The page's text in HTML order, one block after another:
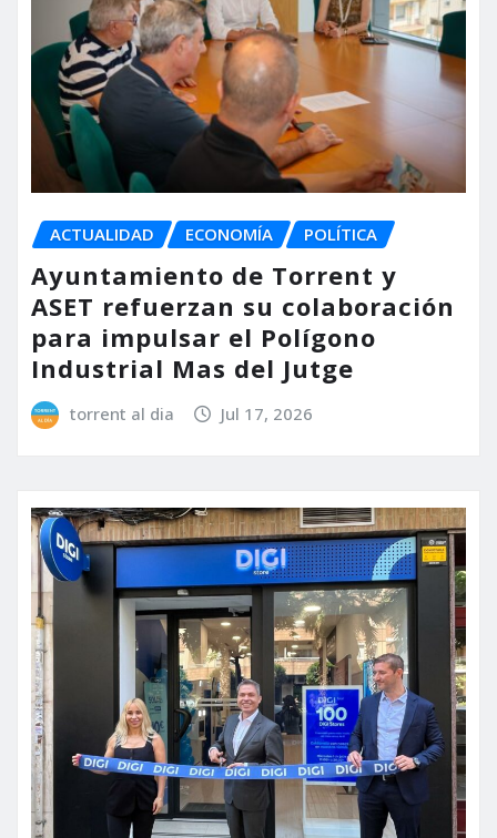
ACTUALIDAD ECONOMÍA POLÍTICA
Ayuntamiento de Torrent y
ASET refuerzan su colaboración
para impulsar el Polígono
Industrial Mas del Jutge
torrent al dia Jul 17, 2026